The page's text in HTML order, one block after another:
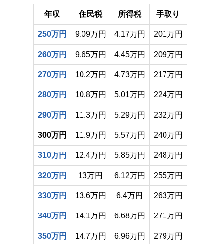
年収 住民税 所得税 手取り
250万円 9.09万円 4.17万円 201万円
260万円 9.65万円 4.45万円 209万円
270万円 10.2万円 4.73万円 217万円
280万円 10.8万円 5.01万円 224万円
290万円 11.3万円 5.29万円 232万円
300万円 11.9万円 5.57万円 240万円
310万円 12.4万円 5.85万円 248万円
320万円 13万円 6.12万円 255万円
330万円 13.6万円 6.4万円 263万円
340万円 14.1万円 6.68万円 271万円
350万円 14.7万円 6.96万円 279万円